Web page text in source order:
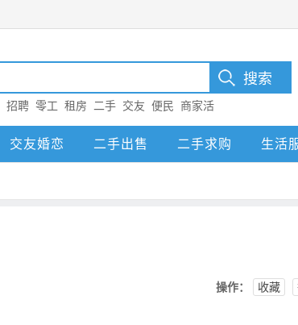
招聘 零工 租房 二手 交友 便民
商家活
交友婚恋 二手出售 二手求购 生活
操作： 收藏